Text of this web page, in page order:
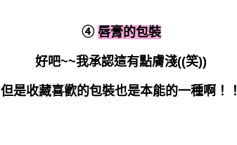
④ 唇膏的包裝
好吧~~我承認這有點膚淺((笑))
但是收藏喜歡的包裝也是本能的一種啊！！